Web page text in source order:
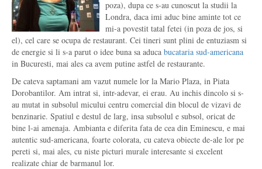
poza), dupa ce s-au cunoscut la studii la
Londra, daca imi aduc bine aminte tot ce
mi-a povestit tatal fetei (in poza de jos, si
el), cel care se ocupa de restaurant. Cei tineri sunt plini de entuziasm si
de energie si li s-a parut o idee buna sa aduca bucataria sud-americana
in Bucuresti, mai ales ca avem putine astfel de restaurante.
De cateva saptamani am vazut numele lor la Mario Plaza, in Piata
Dorobantilor. Am intrat si, intr-adevar, ei erau. Au inchis dincolo si s-
au mutat in subsolul micului centru comercial din blocul de vizavi de
benzinarie. Spatiul e destul de larg, insa subsolul e subsol, oricat de
bine l-ai amenaja. Ambianta e diferita fata de cea din Eminescu, e mai
autentic sud-americana, foarte colorata, cu cateva obiecte de-ale lor pe
pereti si, mai ales, cu niste picturi murale interesante si excelent
realizate chiar de barmanul lor.